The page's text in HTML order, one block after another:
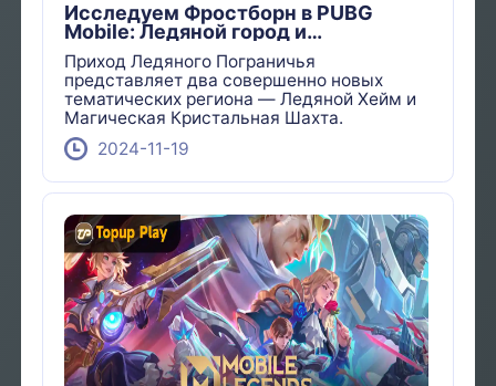
Исследуем Фростборн в PUBG
Mobile: Ледяной город и
хрустальный карьер
Приход Ледяного Пограничья
представляет два совершенно новых
тематических региона — Ледяной Хейм и
Магическая Кристальная Шахта.
2024-11-19